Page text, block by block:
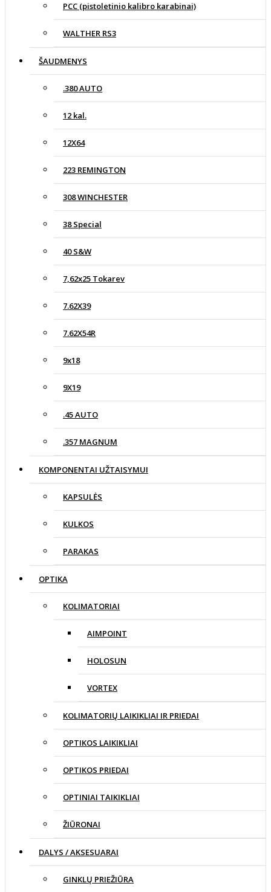
PCC (pistoletinio kalibro karabinai)
WALTHER RS3
ŠAUDMENYS
.380 AUTO
12 kal.
12X64
223 REMINGTON
308 WINCHESTER
38 Special
40 S&W
7,62x25 Tokarev
7.62X39
7.62X54R
9x18
9X19
.45 AUTO
.357 MAGNUM
KOMPONENTAI UŽTAISYMUI
KAPSULĖS
KULKOS
PARAKAS
OPTIKA
KOLIMATORIAI
AIMPOINT
HOLOSUN
VORTEX
KOLIMATORIŲ LAIKIKLIAI IR PRIEDAI
OPTIKOS LAIKIKLIAI
OPTIKOS PRIEDAI
OPTINIAI TAIKIKLIAI
ŽIŪRONAI
DALYS / AKSESUARAI
GINKLŲ PRIEŽIŪRA